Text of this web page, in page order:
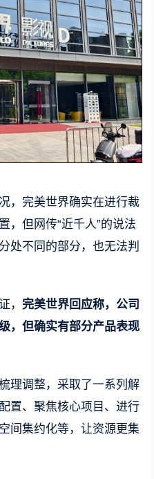
，完美世界确实在进行裁
，但网传“近千人”的说法
处不同的部分，也无法判
， 完美世界回应称，公司
，但确实有部分产品表现
理调整，采取了一系列解
置、聚焦核心项目、进行
间集约化等，让资源更集